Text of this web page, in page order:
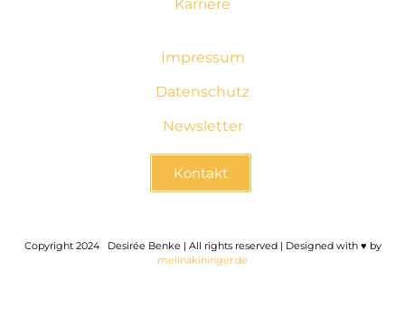
Karriere
Impressum
Datenschutz
Newsletter
Kontakt
Copyright 20242
Desirée Benke | All rights reserved | Designed with ♥ by
melinakininger.de